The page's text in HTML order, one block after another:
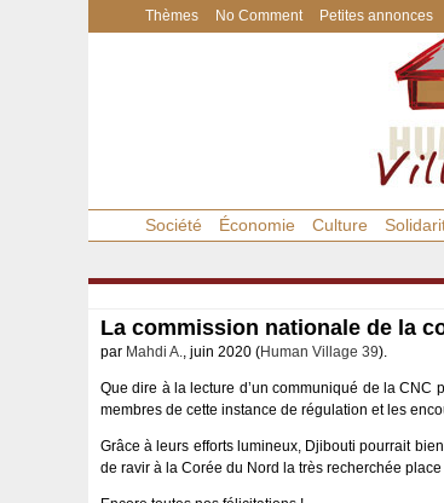
Thèmes No Comment Petites annonces
Société Économie Culture
La commission nationale de la
par Mahdi A., juin 2020 (Human Village 39).
Que dire à la lecture d’un communiqué de la CNC
membres de cette instance de régulation et les
Grâce à leurs efforts lumineux, Djibouti pourrait
de ravir à la Corée du Nord la très recherchée